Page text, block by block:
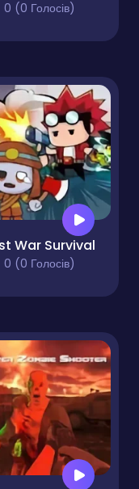
0 (0 Голосів)
War Survival
0 (0 Голосів)